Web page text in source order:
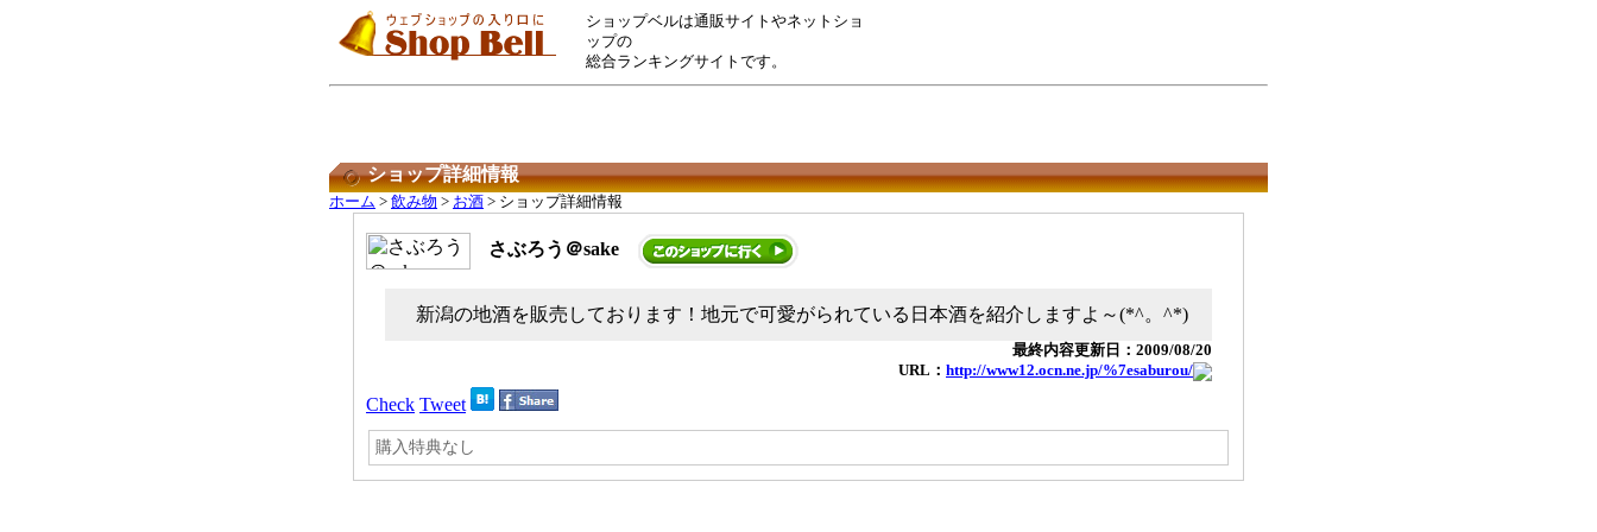
ショップベルは通販サイトやネットショ
ップの
総合ランキングサイトです。
ショップ詳細情報
ホーム > 飲み物 > お酒 > ショップ詳細情報
さぶろう＠sake
新潟の地酒を販売しております！地元で可愛がられている日本酒を紹介しますよ～(*^。^*)
最終内容更新日：2009/08/20
URL： http://www12.ocn.ne.jp/%7esaburou/
Check Tweet
購入特典なし